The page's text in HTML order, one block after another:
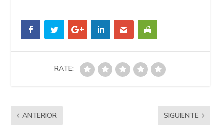
RATE:
ANTERIOR SIGUIENTE